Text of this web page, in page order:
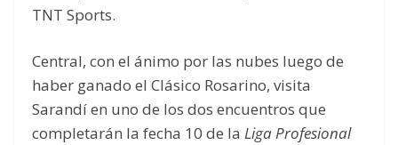
TNT Sports.
Central, con el ánimo por las nubes luego de
haber ganado el Clásico Rosarino, visita
Sarandí en uno de los dos encuentros que
completarán la fecha 10 de la Liga Profesional